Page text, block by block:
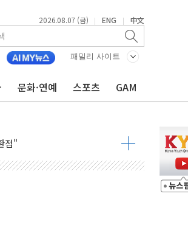
2026.08.07 (금) | ENG | 中文
패밀리 사이트
문화·연예 스포츠 GAM
도전 총력"
규모